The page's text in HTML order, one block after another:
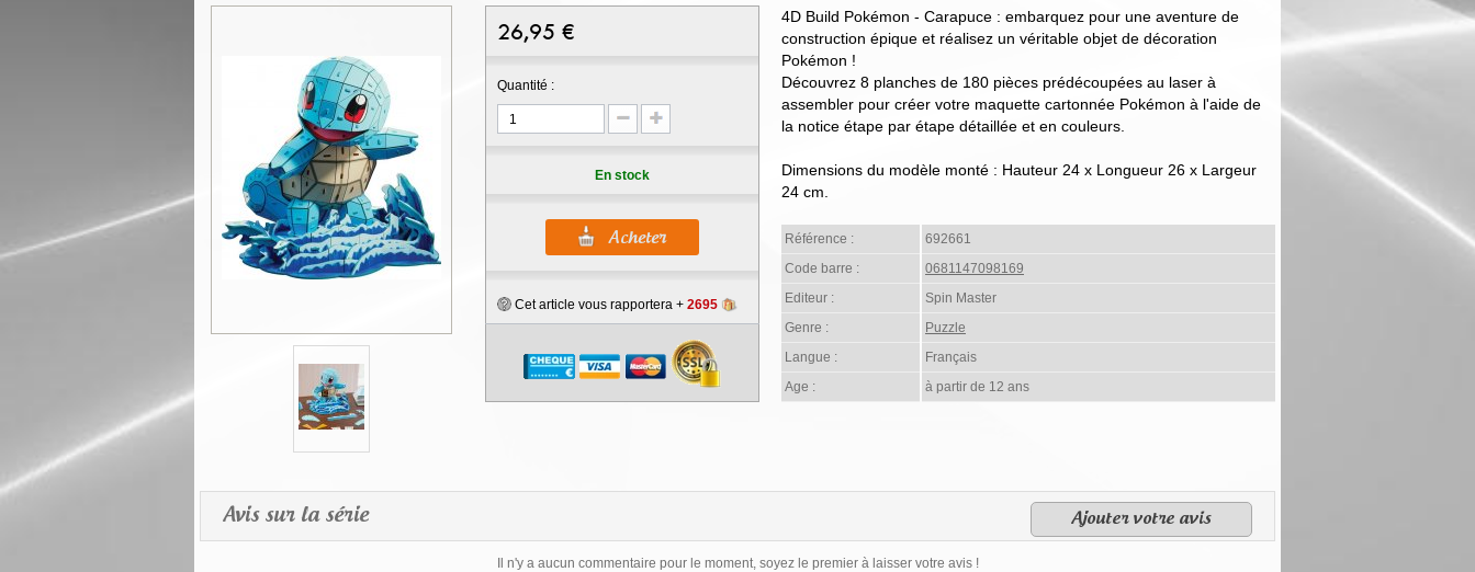
26,95 €
Quantité :
En stock
Cet article vous rapportera + 2695
4D Build Pokémon - Carapuce : embarquez pour une aventure de
construction épique et réalisez un véritable objet de décoration
Pokémon !
Découvrez 8 planches de 180 pièces prédécoupées au laser à
assembler pour créer votre maquette cartonnée Pokémon à l'aide de
la notice étape par étape détaillée et en couleurs.
Dimensions du modèle monté : Hauteur 24 x Longueur 26 x Largeur
24 cm.
Référence :
692661
Code barre :
0681147098169
Editeur :
Spin Master
Genre :
Puzzle
Langue :
Français
Age :
à partir de 12 ans
Avis sur la série Ajouter votre avis
Il n'y a aucun commentaire pour le moment, soyez le premier à laisser votre avis !